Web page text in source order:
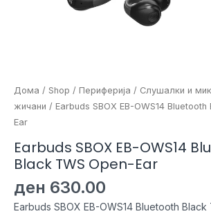
Дома / Shop / Периферија / Слушалки и
жичани / Earbuds SBOX EB-OWS14
Ear
Earbuds SBOX EB-OWS14
Black TWS Open-Ear
ден 630.00
Earbuds SBOX EB-OWS14 Bluetooth